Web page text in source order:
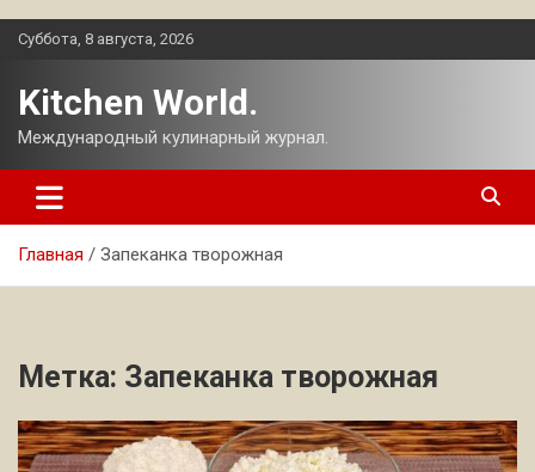
Перейти
Суббота, 8 августа, 2026
Kitchen World.
Международный кулинарный журнал.
Главная Запеканка творожная
Метка: Запеканка творожная